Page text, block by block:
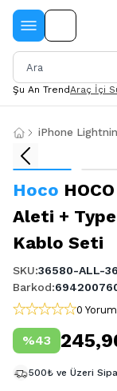
Şu An TrendAraç İçi
iPhone
Hoco
Aleti +
Kablo Seti
SKU:36580-ALL-
Barkod:
0 Yorum
%43
500₺ ve Üzeri